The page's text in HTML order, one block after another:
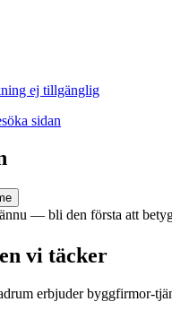
ej tillgänglig
sidan
— bli den första att
vi täcker
erbjuderbyggfirmor-